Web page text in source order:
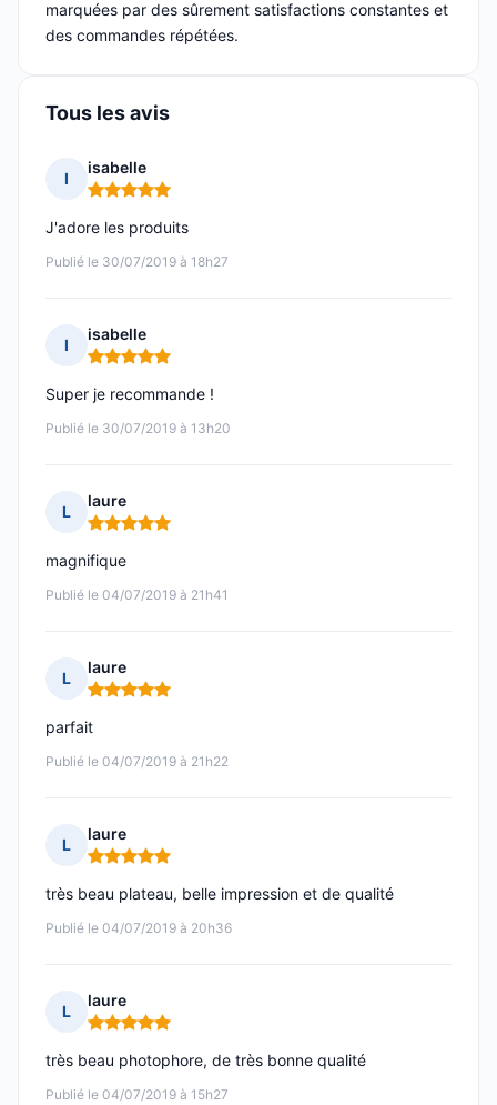
marquées par des sûrement satisfactions constantes et
des commandes répétées.
Tous les avis
I
isabelle
Note : 5 sur 5
Publié le 30/07/2019 à 18h27
J'adore les produits
I
isabelle
Note : 5 sur 5
Publié le 30/07/2019 à 13h20
Super je recommande !
L
laure
Note : 5 sur 5
Publié le 04/07/2019 à 21h41
magnifique
L
laure
Note : 5 sur 5
Publié le 04/07/2019 à 21h22
parfait
L
laure
Note : 5 sur 5
Publié le 04/07/2019 à 20h36
très beau plateau, belle impression et de qualité
L
laure
Note : 5 sur 5
Publié le 04/07/2019 à 15h27
très beau photophore, de très bonne qualité